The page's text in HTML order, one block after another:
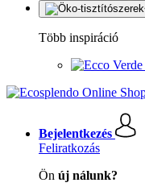
Több inspiráció
Bejelentkezés
Feliratkozás
Ön új nálunk?